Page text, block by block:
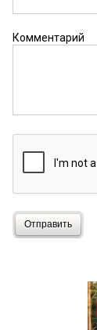
Комментарий
Отправить